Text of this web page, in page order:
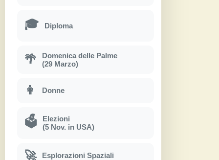
🎓 Diploma
🌴
Domenica delle Palme
(29 Marzo)
👩 Donne
🗳
Elezioni
(5 Nov. in USA)
🚀 Esplorazioni Spaziali